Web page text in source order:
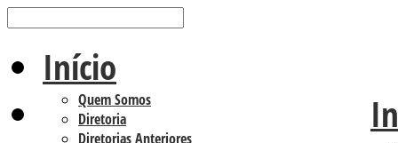
Início
Quem Somos
Diretoria
Diretorias Anteriores